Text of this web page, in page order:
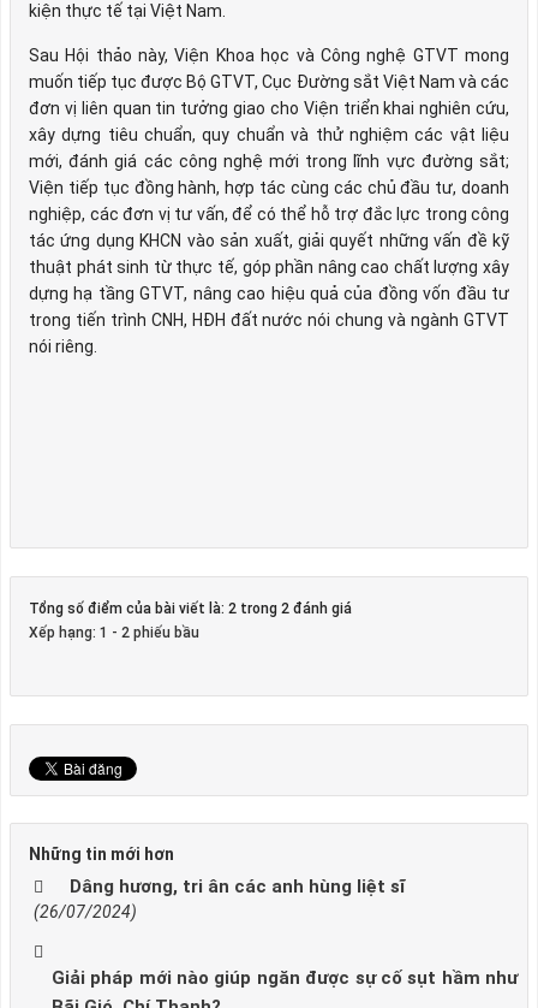
kiện thực tế tại Việt Nam.
Sau Hội thảo này, Viện Khoa học và Công nghệ GTVT mong
muốn tiếp tục được Bộ GTVT, Cục Đường sắt Việt Nam và các
đơn vị liên quan tin tưởng giao cho Viện triển khai nghiên cứu,
xây dựng tiêu chuẩn, quy chuẩn và thử nghiệm các vật liệu
mới, đánh giá các công nghệ mới trong lĩnh vực đường sắt;
Viện tiếp tục đồng hành, hợp tác cùng các chủ đầu tư, doanh
nghiệp, các đơn vị tư vấn, để có thể hỗ trợ đắc lực trong công
tác ứng dụng KHCN vào sản xuất, giải quyết những vấn đề kỹ
thuật phát sinh từ thực tế, góp phần nâng cao chất lượng xây
dựng hạ tầng GTVT, nâng cao hiệu quả của đồng vốn đầu tư
trong tiến trình CNH, HĐH đất nước nói chung và ngành GTVT
nói riêng.
Tổng số điểm của bài viết là: 2 trong 2 đánh giá
Xếp hạng: 1 - 2 phiếu bầu
Những tin mới hơn
Dâng hương, tri ân các anh hùng liệt sĩ
(26/07/2024)
Giải pháp mới nào giúp ngăn được sự cố sụt hầm như